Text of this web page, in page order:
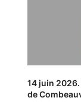
14 juin
de